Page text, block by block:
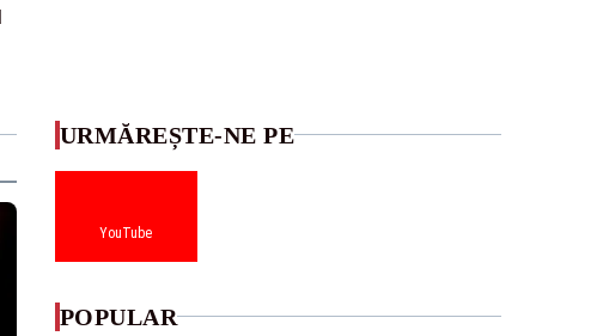
URMĂREȘTE-NE PE
YouTube
POPULAR